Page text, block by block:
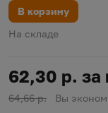
В корзину
На складе
62,30 р. за
64,66 р. Вы